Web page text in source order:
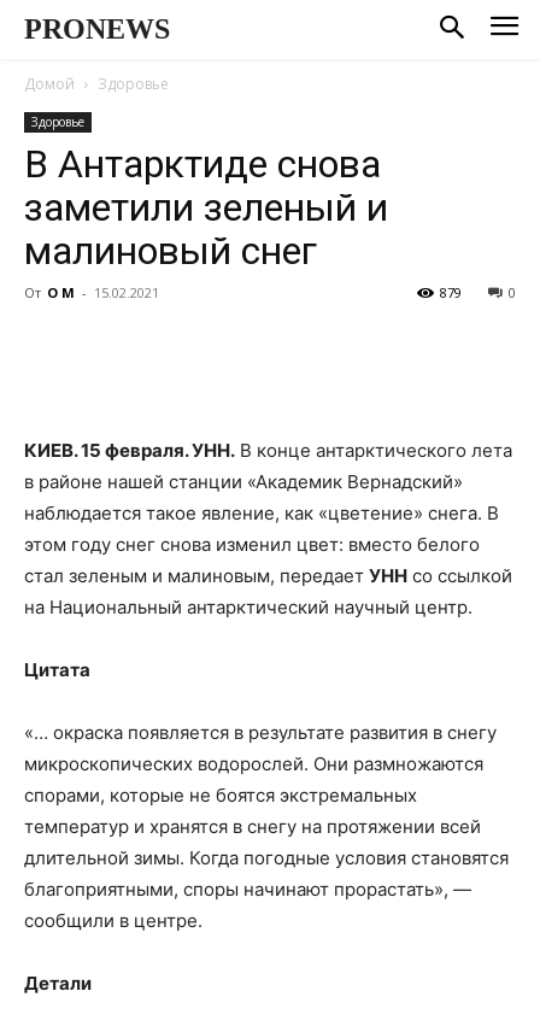
PRONEWS
Домой Здоровье
Здоровье
В Антарктиде снова
заметили зеленый и
малиновый снег
От О М - 15.02.2021 0
879
КИЕВ. 15 февраля. УНН. В конце антарктического лета
в районе нашей станции «Академик Вернадский»
наблюдается такое явление, как «цветение» снега. В
этом году снег снова изменил цвет: вместо белого
стал зеленым и малиновым, передает УНН со ссылкой
на Национальный антарктический научный центр.
Цитата
«… окраска появляется в результате развития в снегу
микроскопических водорослей. Они размножаются
спорами, которые не боятся экстремальных
температур и хранятся в снегу на протяжении всей
длительной зимы. Когда погодные условия становятся
благоприятными, споры начинают прорастать», —
сообщили в центре.
Детали